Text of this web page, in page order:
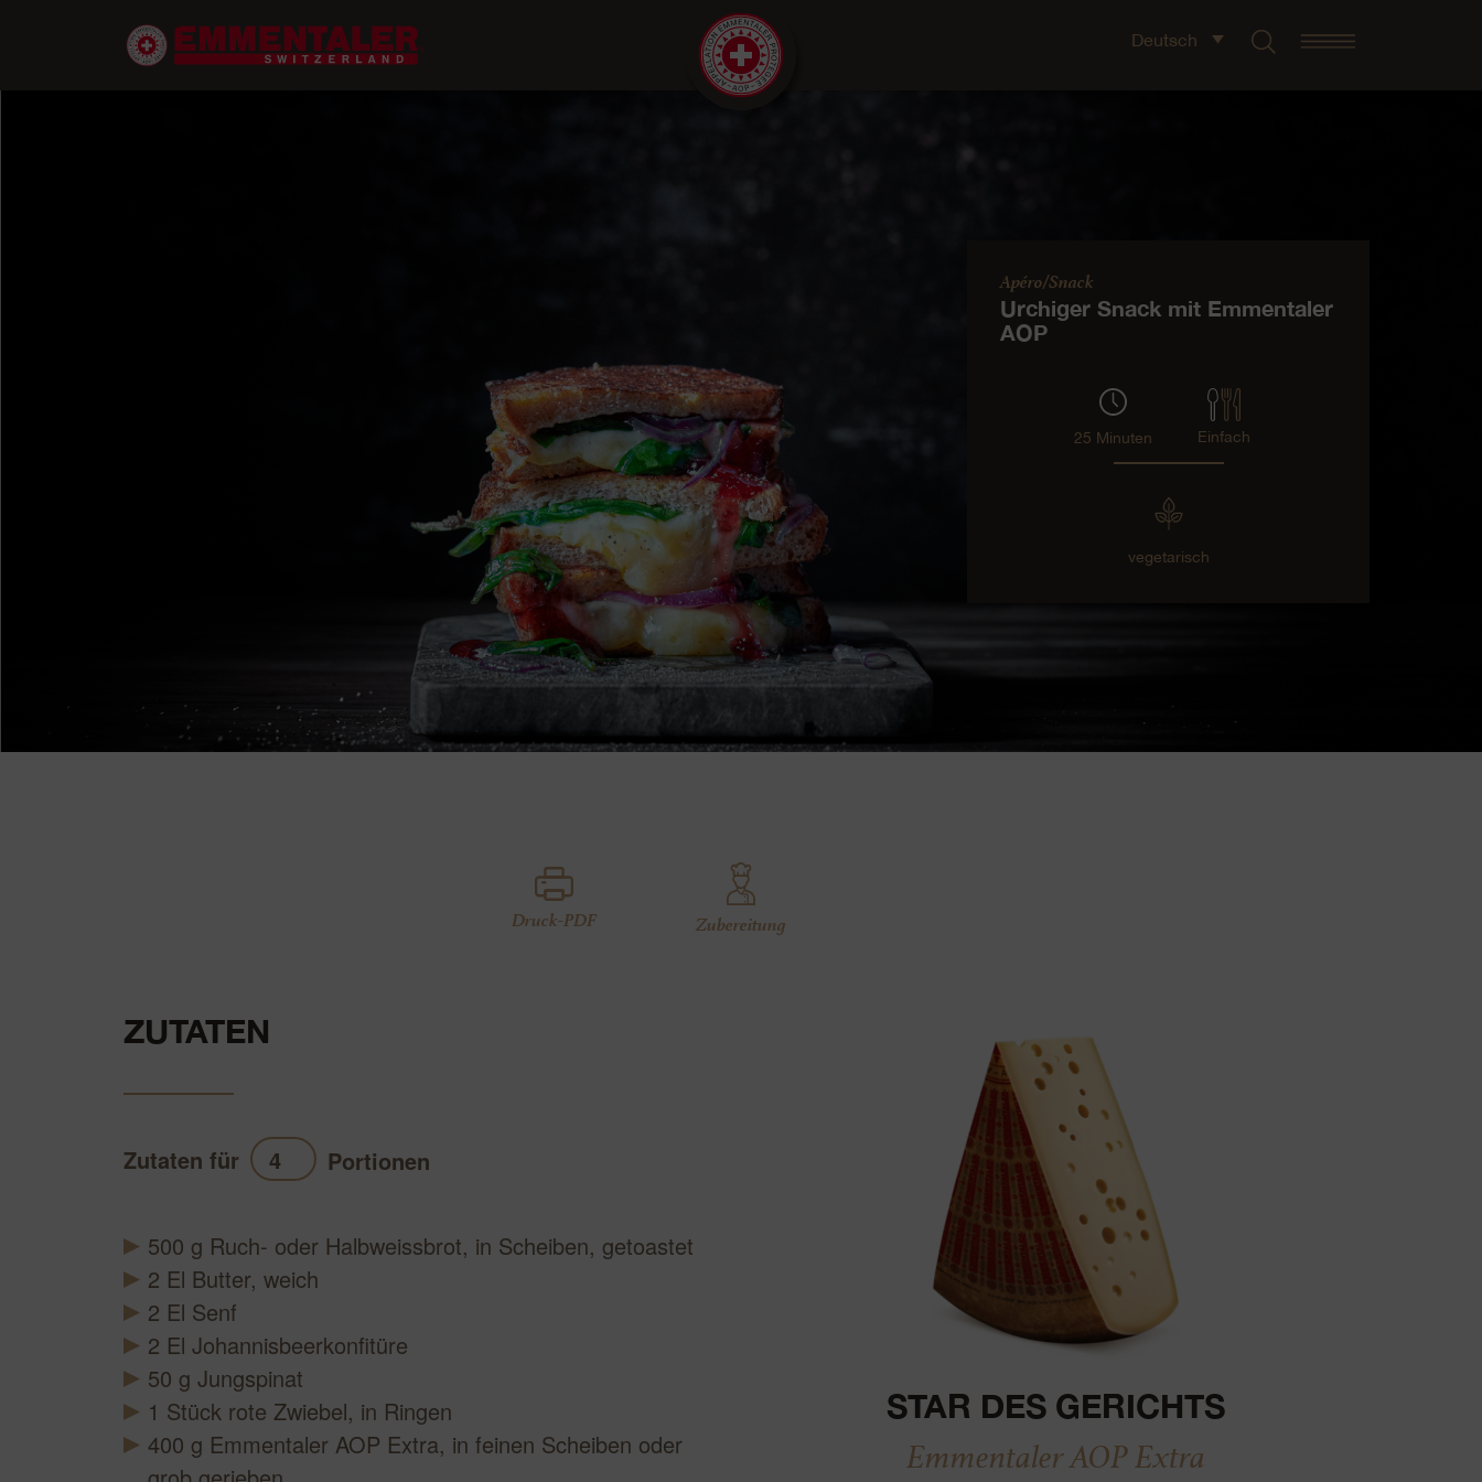
Deutsch
Apéro/Snack
Urchiger Snack mit Emmentaler
AOP
25 Minuten Einfach
vegetarisch
Druck-PDF Zubereitung
ZUTATEN
Zutaten für Portionen
500 g Ruch- oder Halbweissbrot, in Scheiben, getoastet
2 El Butter, weich
2 El Senf
2 El Johannisbeerkonfitüre
50 g Jungspinat
1 Stück rote Zwiebel, in Ringen
400 g Emmentaler AOP Extra, in feinen Scheiben oder
STAR DES GERICHTS
Emmentaler AOP Extra